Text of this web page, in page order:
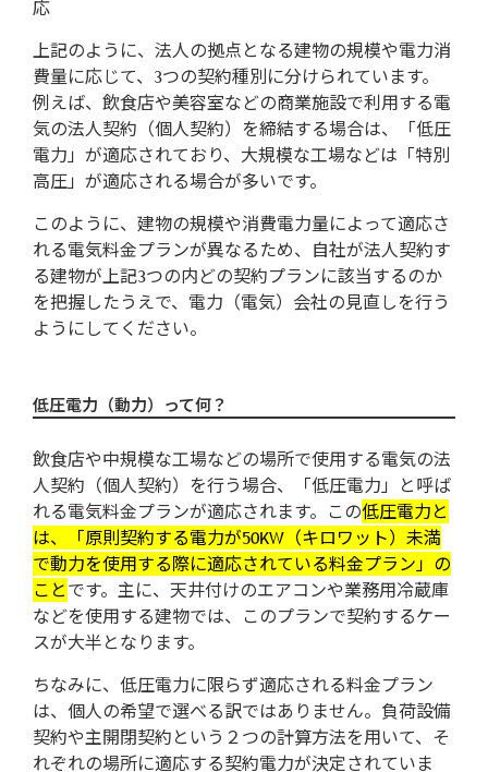
応
上記のように、法人の拠点となる建物の規模や電力消
費量に応じて、3つの契約種別に分けられています。
例えば、飲食店や美容室などの商業施設で利用する電
気の法人契約（個人契約）を締結する場合は、「低圧
電力」が適応されており、大規模な工場などは「特別
高圧」が適応される場合が多いです。
このように、建物の規模や消費電力量によって適応さ
れる電気料金プランが異なるため、自社が法人契約す
る建物が上記3つの内どの契約プランに該当するのか
を把握したうえで、電力（電気）会社の見直しを行う
ようにしてください。
低圧電力（動力）って何？
飲食店や中規模な工場などの場所で使用する電気の法
人契約（個人契約）を行う場合、「低圧電力」と呼ば
れる電気料金プランが適応されます。この低圧電力と
は、「原則契約する電力が50KW（キロワット）未満
で動力を使用する際に適応されている料金プラン」の
ことです。主に、天井付けのエアコンや業務用冷蔵庫
などを使用する建物では、このプランで契約するケー
スが大半となります。
ちなみに、低圧電力に限らず適応される料金プラン
は、個人の希望で選べる訳ではありません。負荷設備
契約や主開閉契約という２つの計算方法を用いて、そ
れぞれの場所に適応する契約電力が決定されていま